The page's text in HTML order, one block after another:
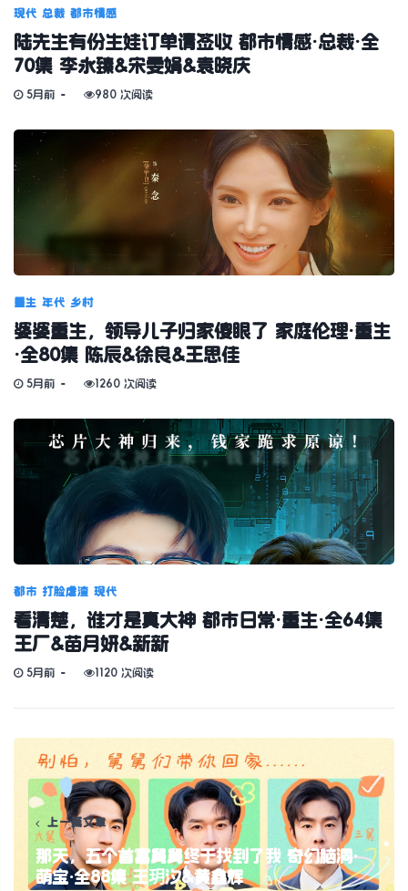
现代 总裁 都市情感
陆先生有份生娃订单请签收 都市情感·总裁·全
70集 李永臻&宋雯娟&袁晓庆
5月前 980 次阅读
重生 年代 乡村
婆婆重生，领导儿子归家傻眼了 家庭伦理·重生
·全80集 陈辰&徐良&王思佳
5月前 1260 次阅读
都市 打脸虐渣 现代
看清楚，谁才是真大神 都市日常·重生·全64集
王厂&苗月妍&新新
5月前 1120 次阅读
上一篇文章
那天，五个首富舅舅终于找到了我 奇幻脑洞·
萌宝·全88集 王玥汐&黄鑫辉